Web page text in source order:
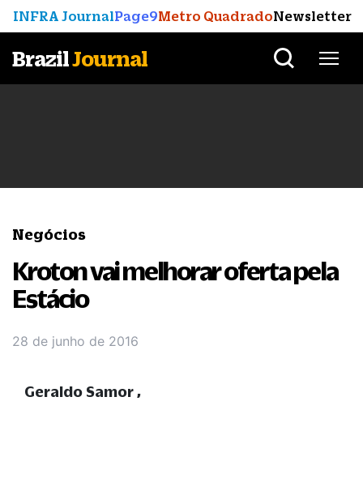
INFRA JournalPage9Metro QuadradoNewsletter
BrazilJournal
Negócios
Kroton vai melhorar oferta pela
Estácio
28 de junho de 2016
Geraldo Samor